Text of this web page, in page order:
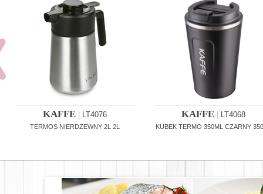
KAFFE LT4076
TERMOS NIERDZEWNY 2L 2L
KAFFE LT4068
KUBEK TERMO 350ML CZARNY